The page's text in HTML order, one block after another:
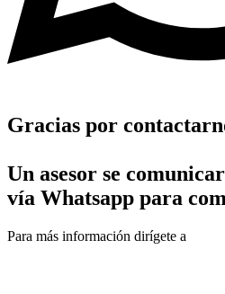
Gracias por
Un asesor se
vía Whatsapp para
Para más información dirígete a